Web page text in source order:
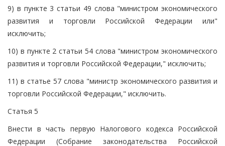
9) в пункте 3 статьи 49 слова "министром экономического
развития и торговли Российской Федерации или"
исключить;
10) в пункте 2 статьи 54 слова "министром экономического
развития и торговли Российской Федерации," исключить;
11) в статье 57 слова "министр экономического развития и
торговли Российской Федерации," исключить.
Статья 5
Внести в часть первую Налогового кодекса Российской
Федерации (Собрание законодательства Российской